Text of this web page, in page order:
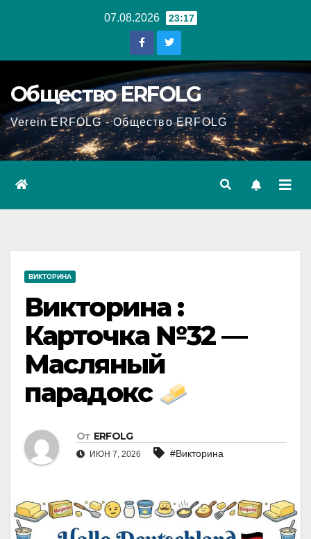
07.08.2026 23:17
Общество ERFOLG
Verein ERFOLG - Общество ERFOLG
ВИКТОРИНА
Викторина :
Карточка №32 —
Масляный
парадокс
От ERFOLG
ИЮН 7, 2026 #Викторина